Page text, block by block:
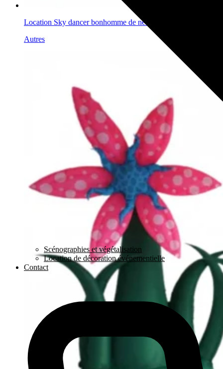
Location Sky dancer bonhomme de neige Noël
Autres
Scénographies et végétalisation
Location de décoration événementielle
Contact